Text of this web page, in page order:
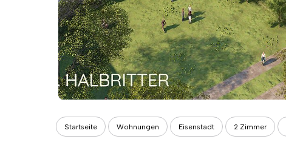
Startseite Wohnungen Eisenstadt 2 Zimmer